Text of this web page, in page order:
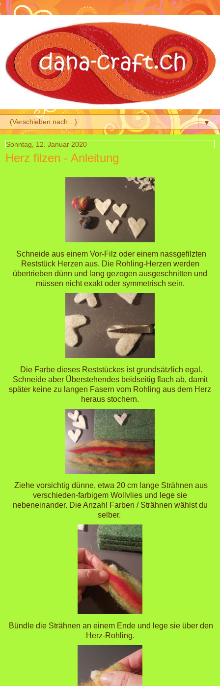
▼
Sonntag, 12. Januar 2020
Herz filzen - Anleitung
Schneide aus einem Vor-Filz oder einem nassgefilzten
Reststück Herzen aus. Die Rohling-Herzen werden
übertrieben dünn und lang gezogen ausgeschnitten und
müssen nicht exakt oder symmetrisch sein.
Die Farbe dieses Reststückes ist grundsätzlich egal.
Schneide aber Überstehendes beidseitig flach ab, damit
später keine zu langen Fasern vom Rohling aus dem Herz
heraus stochern.
Ziehe vorsichtig dünne, etwa 20 cm lange Strähnen aus
verschieden-farbigem Wollvlies und lege sie
nebeneinander. Die Anzahl Farben / Strähnen wählst du
selber.
Bündle die Strähnen an einem Ende und lege sie über den
Herz-Rohling.